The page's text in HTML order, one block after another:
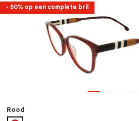
- 50% op een complete bril
Rood